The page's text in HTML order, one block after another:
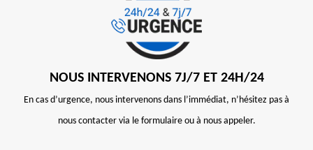
NOUS INTERVENONS 7J/7 ET 24H/24
En cas d’urgence, nous intervenons dans l’immédiat, n’hésitez pas à
nous contacter via le formulaire ou à nous appeler.